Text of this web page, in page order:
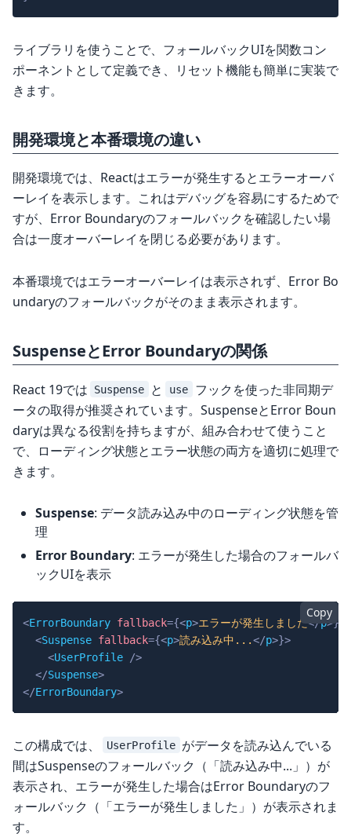
ライブラリを使うことで、フォールバックUIを関数コン
ポーネントとして定義でき、リセット機能も簡単に実装で
きます。
開発環境と本番環境の違い
開発環境では、Reactはエラーが発生するとエラーオーバ
ーレイを表示します。これはデバッグを容易にするためで
すが、Error Boundaryのフォールバックを確認したい場
合は一度オーバーレイを閉じる必要があります。
本番環境ではエラーオーバーレイは表示されず、Error Bo
undaryのフォールバックがそのまま表示されます。
SuspenseとError Boundaryの関係
React 19では Suspense と use
フックを使った非同期デ
ータの取得が推奨されています。SuspenseとError Boun
daryは異なる役割を持ちますが、組み合わせて使うこと
で、ローディング状態とエラー状態の両方を適切に処理で
きます。
Suspense: データ読み込み中のローディング状態を管
理
Error Boundary: エラーが発生した場合のフォールバ
ックUIを表示
Copy
<ErrorBoundary fallback={<p>エラーが発生しました</p>}
<Suspense fallback={<p>読み込み中...</p>}>
<UserProfile
/>
</Suspense>
</ErrorBoundary>
この構成では、 UserProfile がデータを読み込んでいる
間はSuspenseのフォールバック（「読み込み中...」）が
表示され、エラーが発生した場合はError Boundaryのフ
ォールバック（「エラーが発生しました」）が表示されま
す。